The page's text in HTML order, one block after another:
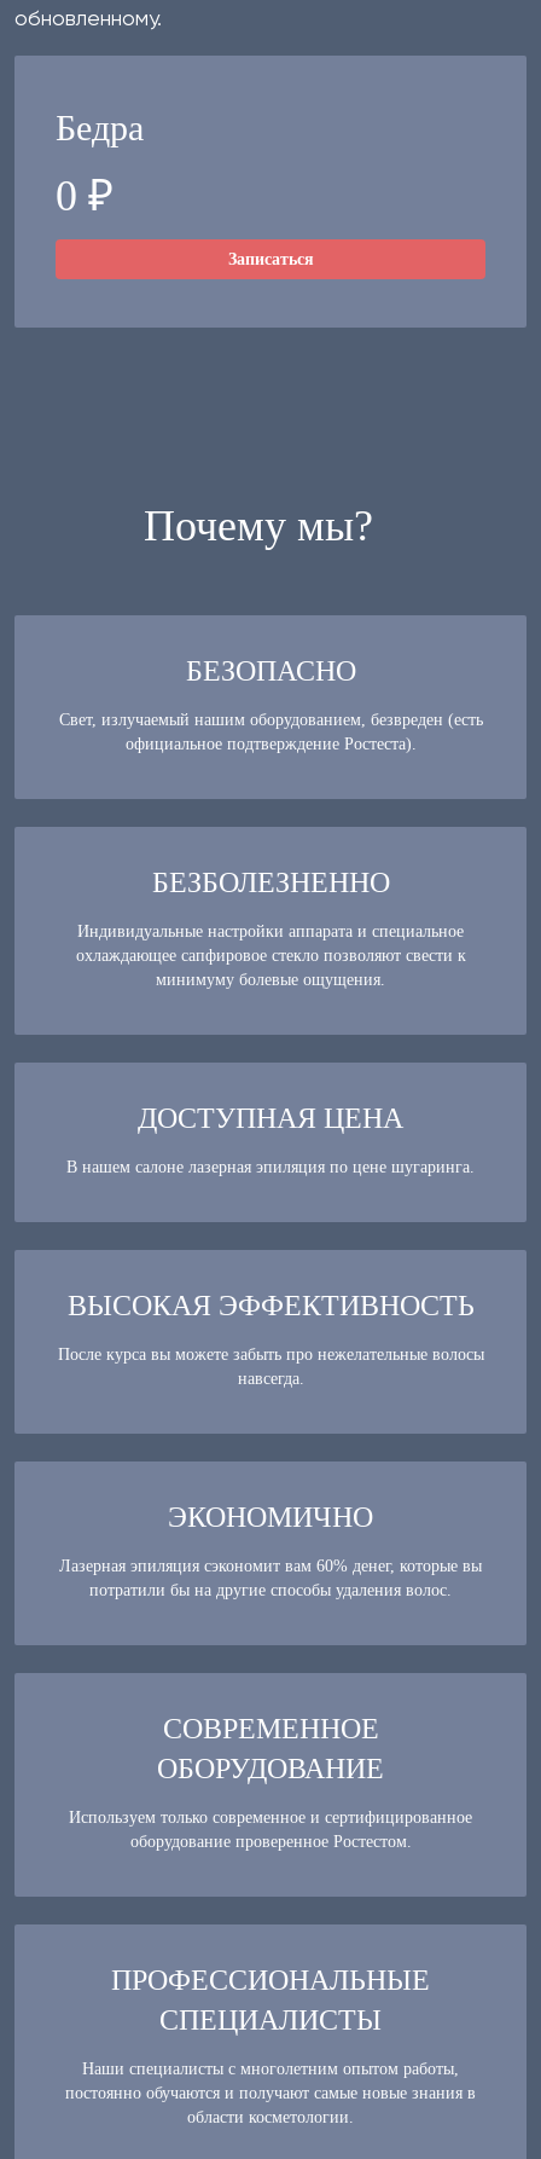
обновленному.
Бедра
0 ₽
Записаться
Почему мы?
БЕЗОПАСНО
Свет, излучаемый нашим оборудованием, безвреден (есть
официальное подтверждение Ростеста).
БЕЗБОЛЕЗНЕННО
Индивидуальные настройки аппарата и специальное
охлаждающее сапфировое стекло позволяют свести к
минимуму болевые ощущения.
ДОСТУПНАЯ ЦЕНА
В нашем салоне лазерная эпиляция по цене шугаринга.
ВЫСОКАЯ ЭФФЕКТИВНОСТЬ
После курса вы можете забыть про нежелательные волосы
навсегда.
ЭКОНОМИЧНО
Лазерная эпиляция сэкономит вам 60% денег, которые вы
потратили бы на другие способы удаления волос.
СОВРЕМЕННОЕ
ОБОРУДОВАНИЕ
Используем только современное и сертифицированное
оборудование проверенное Ростестом.
ПРОФЕССИОНАЛЬНЫЕ
СПЕЦИАЛИСТЫ
Наши специалисты с многолетним опытом работы,
постоянно обучаются и получают самые новые знания в
области косметологии.